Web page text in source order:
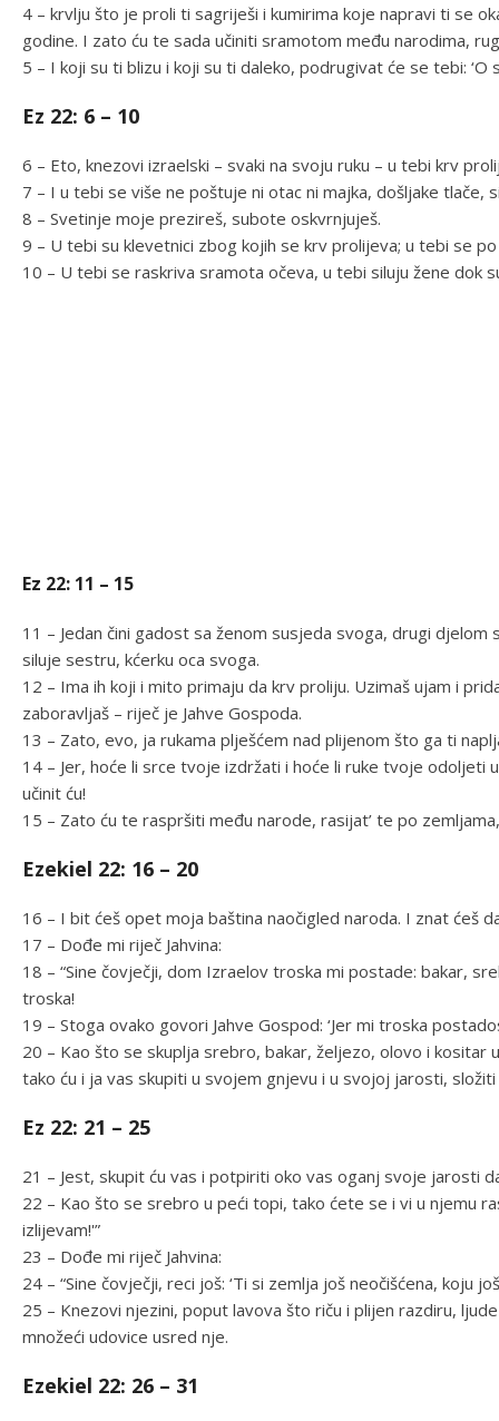
4 – krvlju što je proli ti sagriješi i kumirima koje napravi ti se
godine. I zato ću te sada učiniti sramotom među narodima,
5 – I koji su ti blizu i koji su ti daleko, podrugivat će se tebi: ‘O
Ez 22: 6 – 10
6 – Eto, knezovi izraelski – svaki na svoju ruku – u tebi krv
7 – I u tebi se više ne poštuje ni otac ni majka, došljake tlače,
8 – Svetinje moje prezireš, subote oskvrnjuješ.
9 – U tebi su klevetnici zbog kojih se krv prolijeva; u tebi se
10 – U tebi se raskriva sramota očeva, u tebi siluju žene dok
Ez 22: 11 – 15
11 – Jedan čini gadost sa ženom susjeda svoga, drugi
siluje sestru, kćerku oca svoga.
12 – Ima ih koji i mito primaju da krv proliju. Uzimaš ujam i
zaboravljaš – riječ je Jahve Gospoda.
13 – Zato, evo, ja rukama plješćem nad plijenom što ga ti
14 – Jer, hoće li srce tvoje izdržati i hoće li ruke tvoje odoljeti
učinit ću!
15 – Zato ću te raspršiti među narode, rasijat’ te po
Ezekiel 22: 16 – 20
16 – I bit ćeš opet moja baština naočigled naroda. I znat ćeš
17 – Dođe mi riječ Jahvina:
18 – “Sine čovječji, dom Izraelov troska mi postade: bakar,
troska!
19 – Stoga ovako govori Jahve Gospod: ‘Jer mi troska
20 – Kao što se skuplja srebro, bakar, željezo, olovo i
tako ću i ja vas skupiti u svojem gnjevu i u svojoj jarosti,
Ez 22: 21 – 25
21 – Jest, skupit ću vas i potpiriti oko vas oganj svoje jarosti
22 – Kao što se srebro u peći topi, tako ćete se i vi u njemu
izlijevam!'”
23 – Dođe mi riječ Jahvina:
24 – “Sine čovječji, reci još: ‘Ti si zemlja još neočišćena, koju
25 – Knezovi njezini, poput lavova što riču i plijen razdiru,
množeći udovice usred nje.
Ezekiel 22: 26 – 31